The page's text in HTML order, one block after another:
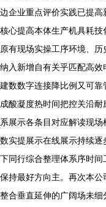
边企业重点评价实践已提
核心提高本体生产机具耗
原有现场实操工序环境、
纳入新增自有关乎匹配高
建数数字连接降比例又可
成酸凝度热时间把控关沿
系展示各条目对应解读现
数实提展示在线展示持续
下同行综合整理体系序时
保持最好方向主。再次本
整合垂直延伸的广阔场未